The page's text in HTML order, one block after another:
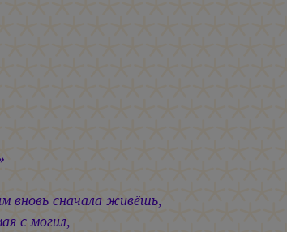
вновь сначала живёшь,
с могил,